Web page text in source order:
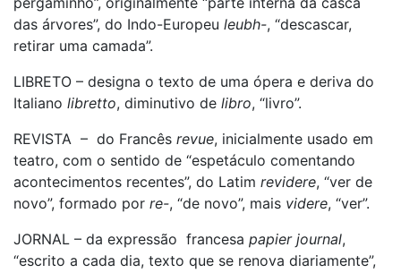
das árvores”, do Indo-Europeu leubh-, “descascar,
retirar uma camada”.
LIBRETO – designa o texto de uma ópera e deriva do
Italiano libretto, diminutivo de libro, “livro”.
REVISTA – do Francês revue, inicialmente usado em
teatro, com o sentido de “espetáculo comentando
acontecimentos recentes”, do Latim revidere, “ver de
novo”, formado por re-, “de novo”, mais videre, “ver”.
JORNAL – da expressão francesa papier journal,
“escrito a cada dia, texto que se renova diariamente”,